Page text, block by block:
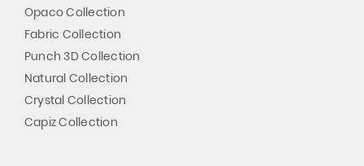
Opaco Collection
Fabric Collection
Punch 3D Collection
Natural Collection
Crystal Collection
Capiz Collection